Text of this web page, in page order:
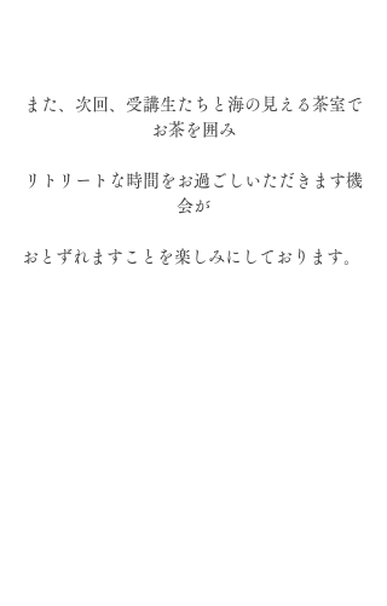
また、次回、受講生たちと海の見える茶室で
お茶を囲み
リトリートな時間をお過ごしいただきます機
会が
おとずれますことを楽しみにしております。